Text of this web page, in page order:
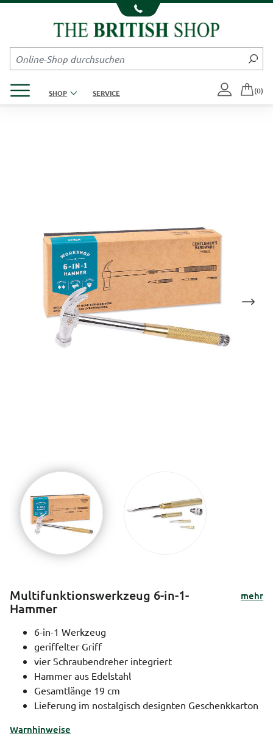
Kompletten Head der Seite überspringen
SHOP SERVICE (0)
Multifunktionswerkzeug 6-in-1-
Hammer
mehr
6-in-1 Werkzeug
geriffelter Griff
vier Schraubendreher integriert
Hammer aus Edelstahl
Gesamtlänge 19 cm
Lieferung im nostalgisch designten Geschenkkarton
Warnhinweise